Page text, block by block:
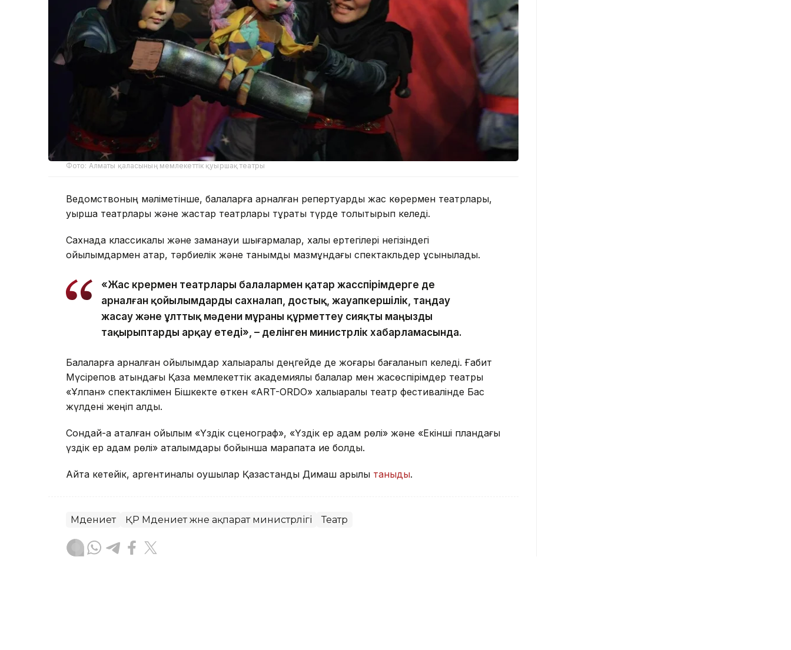
Фото: Алматы қаласының мемлекеттік қуыршақ театры
Ведомствоның мәліметінше, балаларға арналған репертуарды жас көрермен театрлары,
қуыршақ театрлары және жастар театрлары тұрақты түрде толықтырып келеді.
Сахнада классикалық және заманауи шығармалар, халық ертегілері негізіндегі
қойылымдармен қатар, тәрбиелік және танымдық мазмұндағы спектакльдер ұсынылады.
«Жас көрермен театрлары балалармен қатар жасөспірімдерге де
арналған қойылымдарды сахналап, достық, жауапкершілік, таңдау
жасау және ұлттық мәдени мұраны құрметтеу сияқты маңызды
тақырыптарды арқау етеді», – делінген министрлік хабарламасында.
Балаларға арналған қойылымдар халықаралық деңгейде де жоғары бағаланып келеді. Ғабит
Мүсірепов атындағы Қазақ мемлекеттік академиялық балалар мен жасөспірімдер театры
«Ұлпан» спектаклімен Бішкекте өткен «ART-ORDO» халықаралық театр фестивалінде Бас
жүлдені жеңіп алды.
Сондай-ақ аталған қойылым «Үздік сценограф», «Үздік ер адам рөлі» және «Екінші пландағы
үздік ер адам рөлі» аталымдары бойынша марапатқа ие болды.
Айта кетейік, аргентиналық оқушылар Қазақстанды Димаш арқылы таныды.
Мәдениет ҚР Мәдениет және ақпарат министрлігі Театр